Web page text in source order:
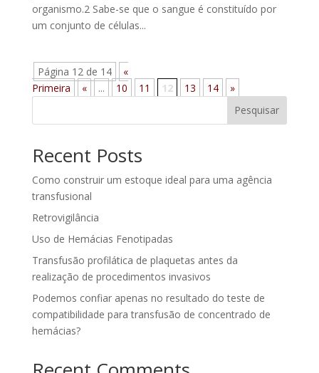
organismo.2 Sabe-se que o sangue é constituído por
um conjunto de células...
Página 12 de 14
«
Primeira
« ... 10 11 12 13 14
»
Pesquisar
Recent Posts
Como construir um estoque ideal para uma agência
transfusional
Retrovigilância
Uso de Hemácias Fenotipadas
Transfusão profilática de plaquetas antes da
realização de procedimentos invasivos
Podemos confiar apenas no resultado do teste de
compatibilidade para transfusão de concentrado de
hemácias?